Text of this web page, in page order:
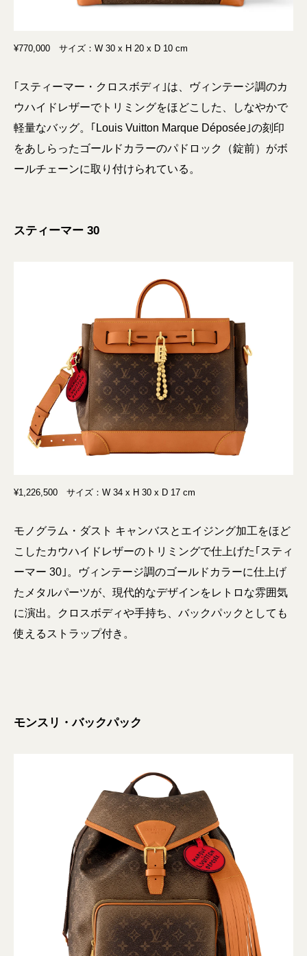
¥770,000 サイズ：W 30 x H 20 x D 10 cm
｢スティーマー・クロスボディ｣は、ヴィンテージ調のカ
ウハイドレザーでトリミングをほどこした、しなやかで
軽量なバッグ。｢Louis Vuitton Marque Déposée｣の刻印
をあしらったゴールドカラーのパドロック（錠前）がボ
ールチェーンに取り付けられている。
スティーマー 30
¥1,226,500 サイズ：W 34 x H 30 x D 17 cm
モノグラム・ダスト キャンバスとエイジング加工をほど
こしたカウハイドレザーのトリミングで仕上げた｢スティ
ーマー 30｣。ヴィンテージ調のゴールドカラーに仕上げ
たメタルパーツが、現代的なデザインをレトロな雰囲気
に演出。クロスボディや手持ち、バックパックとしても
使えるストラップ付き。
モンスリ・バックパック